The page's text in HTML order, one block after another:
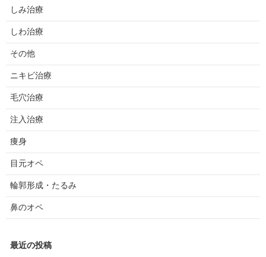
しみ治療
しわ治療
その他
ニキビ治療
毛穴治療
注入治療
痩身
目元オペ
輪郭形成・たるみ
鼻のオペ